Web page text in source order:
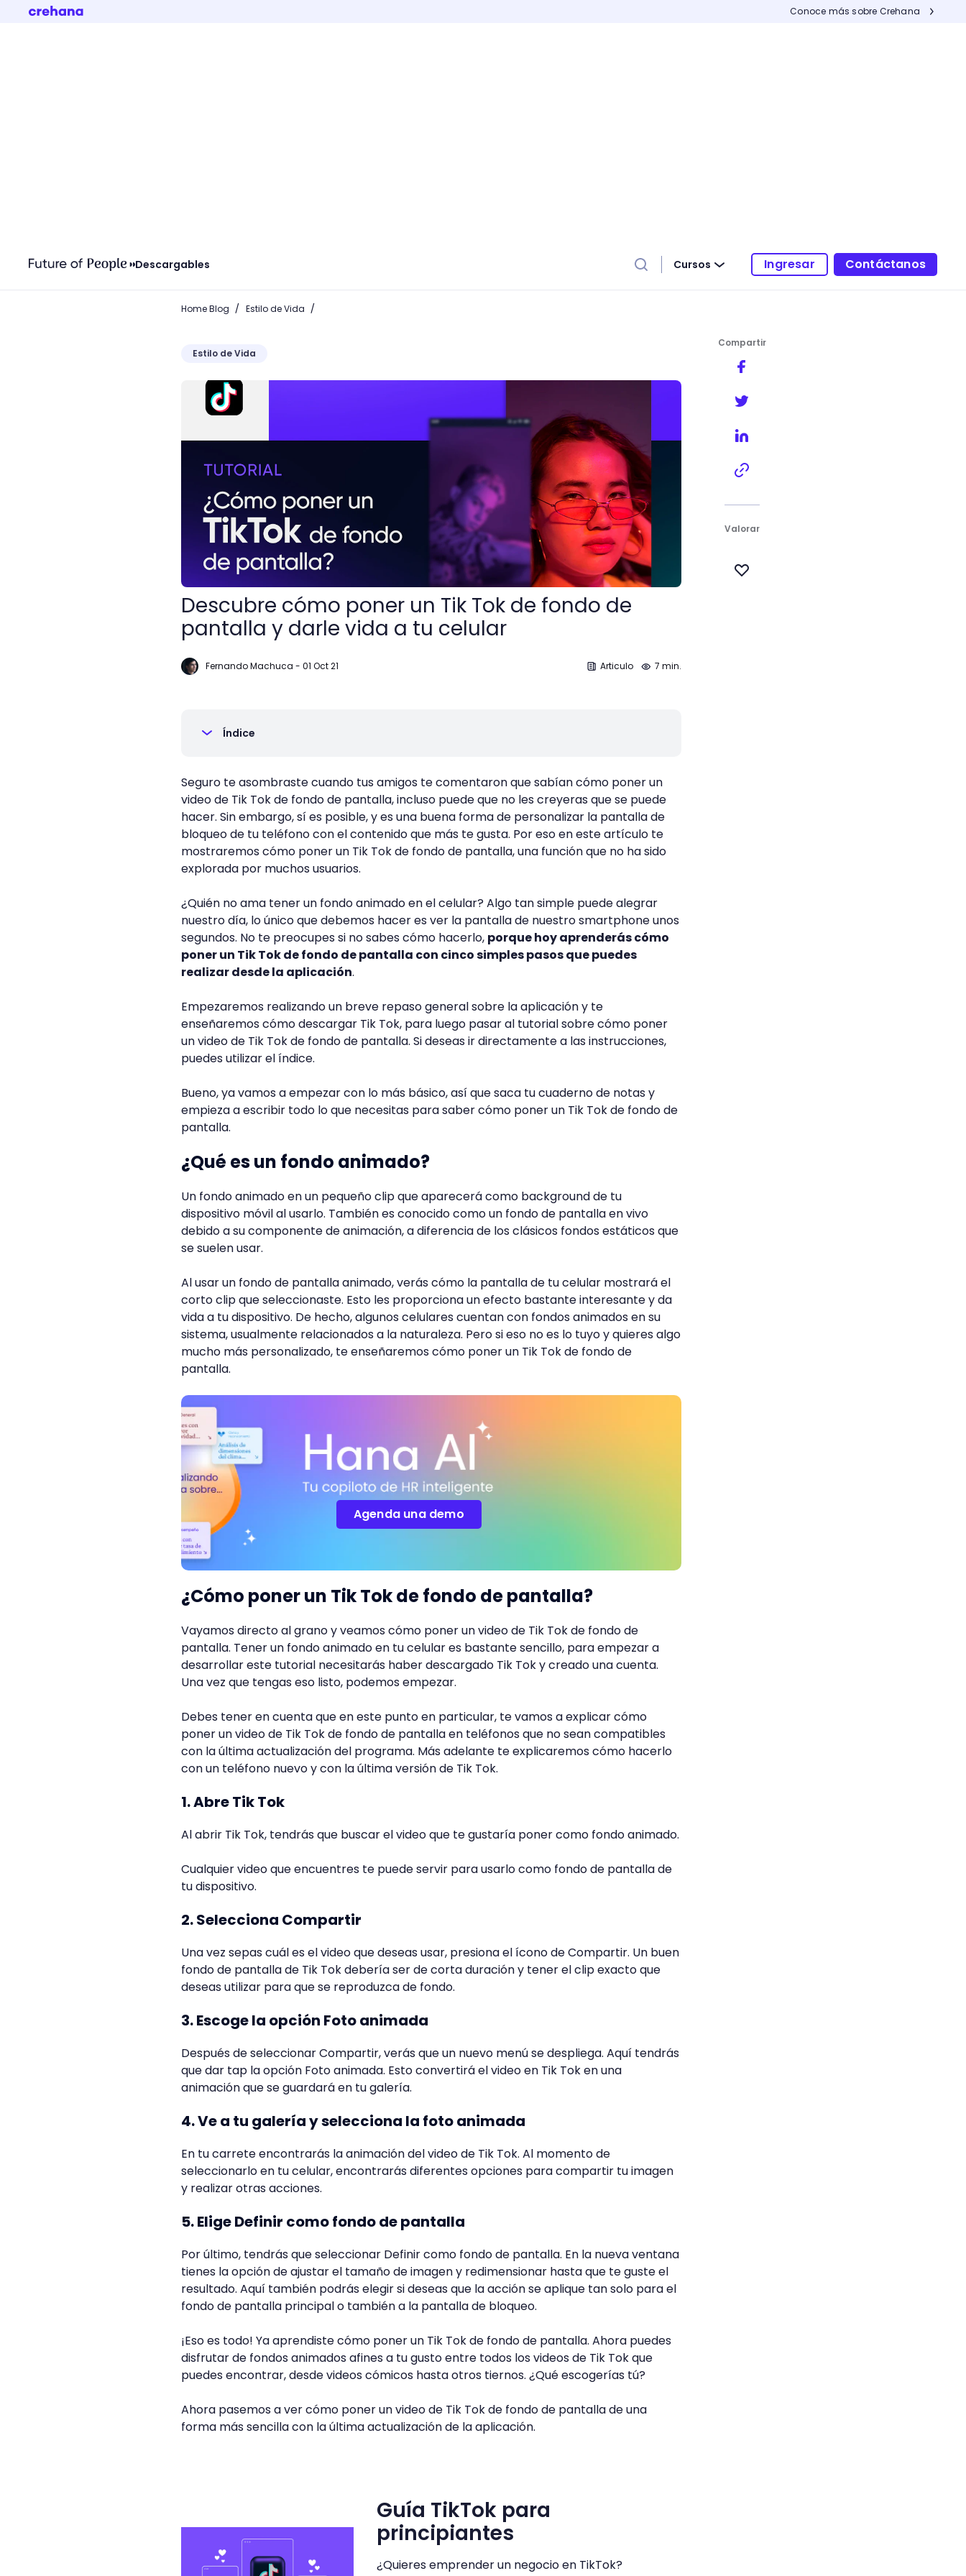
Conoce más sobre Crehana
Descargables Cursos Ingresar Contáctanos
Home Blog / Estilo de Vida /
Estilo de Vida
Descubre cómo poner un Tik Tok de fondo de pantalla y darle vida a tu celular
Descubre cómo poner un Tik Tok de fondo de
pantalla y darle vida a tu celular
Fernando Machuca - 01 Oct 21 Articulo 7 min.
Índice
Seguro te asombraste cuando tus amigos te comentaron que sabían cómo poner un
video de Tik Tok de fondo de pantalla, incluso puede que no les creyeras que se puede
hacer. Sin embargo, sí es posible, y es una buena forma de personalizar la pantalla de
bloqueo de tu teléfono con el contenido que más te gusta. Por eso en este artículo te
mostraremos cómo poner un Tik Tok de fondo de pantalla, una función que no ha sido
explorada por muchos usuarios.
¿Quién no ama tener un fondo animado en el celular? Algo tan simple puede alegrar
nuestro día, lo único que debemos hacer es ver la pantalla de nuestro smartphone unos
segundos. No te preocupes si no sabes cómo hacerlo, porque hoy aprenderás cómo
poner un Tik Tok de fondo de pantalla con cinco simples pasos que puedes
realizar desde la aplicación.
Empezaremos realizando un breve repaso general sobre la aplicación y te
enseñaremos cómo descargar Tik Tok, para luego pasar al tutorial sobre cómo poner
un video de Tik Tok de fondo de pantalla. Si deseas ir directamente a las instrucciones,
puedes utilizar el índice.
Bueno, ya vamos a empezar con lo más básico, así que saca tu cuaderno de notas y
empieza a escribir todo lo que necesitas para saber cómo poner un Tik Tok de fondo de
pantalla.
¿Qué es un fondo animado?
Un fondo animado en un pequeño clip que aparecerá como background de tu
dispositivo móvil al usarlo. También es conocido como un fondo de pantalla en vivo
debido a su componente de animación, a diferencia de los clásicos fondos estáticos que
se suelen usar.
Al usar un fondo de pantalla animado, verás cómo la pantalla de tu celular mostrará el
corto clip que seleccionaste. Esto les proporciona un efecto bastante interesante y da
vida a tu dispositivo. De hecho, algunos celulares cuentan con fondos animados en su
sistema, usualmente relacionados a la naturaleza. Pero si eso no es lo tuyo y quieres algo
mucho más personalizado, te enseñaremos cómo poner un Tik Tok de fondo de
pantalla.
Agenda una demo
¿Cómo poner un Tik Tok de fondo de pantalla?
Vayamos directo al grano y veamos cómo poner un video de Tik Tok de fondo de
pantalla. Tener un fondo animado en tu celular es bastante sencillo, para empezar a
desarrollar este tutorial necesitarás haber descargado Tik Tok y creado una cuenta.
Una vez que tengas eso listo, podemos empezar.
Debes tener en cuenta que en este punto en particular, te vamos a explicar cómo
poner un video de Tik Tok de fondo de pantalla en teléfonos que no sean compatibles
con la última actualización del programa. Más adelante te explicaremos cómo hacerlo
con un teléfono nuevo y con la última versión de Tik Tok.
1. Abre Tik Tok
Al abrir Tik Tok, tendrás que buscar el video que te gustaría poner como fondo animado.
Cualquier video que encuentres te puede servir para usarlo como fondo de pantalla de
tu dispositivo.
2. Selecciona Compartir
Una vez sepas cuál es el video que deseas usar, presiona el ícono de Compartir. Un buen
fondo de pantalla de Tik Tok debería ser de corta duración y tener el clip exacto que
deseas utilizar para que se reproduzca de fondo.
3. Escoge la opción Foto animada
Después de seleccionar Compartir, verás que un nuevo menú se despliega. Aquí tendrás
que dar tap la opción Foto animada. Esto convertirá el video en Tik Tok en una
animación que se guardará en tu galería.
4. Ve a tu galería y selecciona la foto animada
En tu carrete encontrarás la animación del video de Tik Tok. Al momento de
seleccionarlo en tu celular, encontrarás diferentes opciones para compartir tu imagen
y realizar otras acciones.
5. Elige Definir como fondo de pantalla
Por último, tendrás que seleccionar Definir como fondo de pantalla. En la nueva ventana
tienes la opción de ajustar el tamaño de imagen y redimensionar hasta que te guste el
resultado. Aquí también podrás elegir si deseas que la acción se aplique tan solo para el
fondo de pantalla principal o también a la pantalla de bloqueo.
¡Eso es todo! Ya aprendiste cómo poner un Tik Tok de fondo de pantalla. Ahora puedes
disfrutar de fondos animados afines a tu gusto entre todos los videos de Tik Tok que
puedes encontrar, desde videos cómicos hasta otros tiernos. ¿Qué escogerías tú?
Ahora pasemos a ver cómo poner un video de Tik Tok de fondo de pantalla de una
forma más sencilla con la última actualización de la aplicación.
Guía TikTok para
principiantes
¿Quieres emprender un negocio en TikTok?
Compartir
Valorar